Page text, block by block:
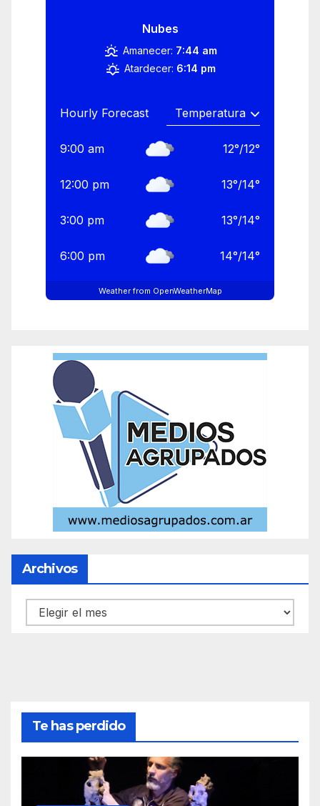
Nubes
Amanecer: 7:44 am
Atardecer: 6:14 pm
Hourly Forecast
9:00 am 12°/12°
12:00 pm 13°/14°
3:00 pm 13°/14°
6:00 pm 14°/14°
Weather from OpenWeatherMap
Archivos
Archivos
Te has perdido